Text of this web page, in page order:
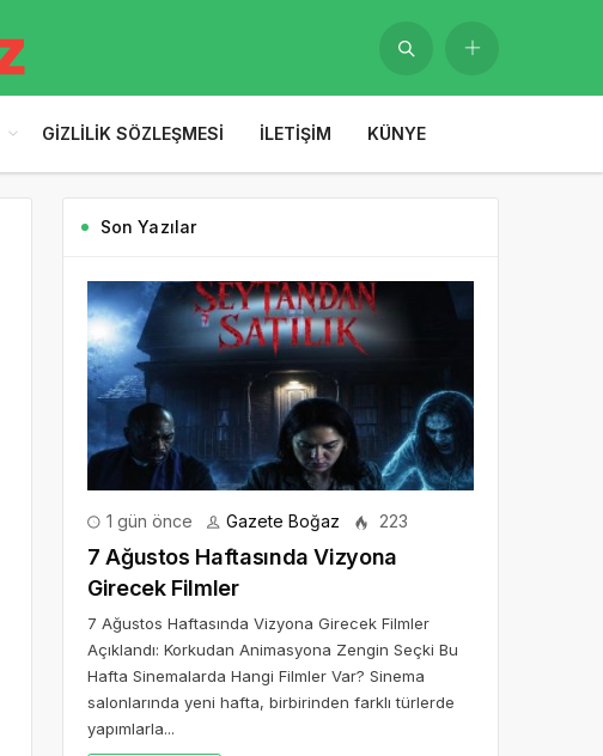
GIZLILIK SÖZLEŞMESI İLETIŞIM KÜNYE
Son Yazılar
1 gün önce Gazete Boğaz 223
7 Ağustos Haftasında Vizyona
Girecek Filmler
7 Ağustos Haftasında Vizyona Girecek Filmler
Açıklandı: Korkudan Animasyona Zengin Seçki Bu
Hafta Sinemalarda Hangi Filmler Var? Sinema
salonlarında yeni hafta, birbirinden farklı türlerde
yapımlarla...